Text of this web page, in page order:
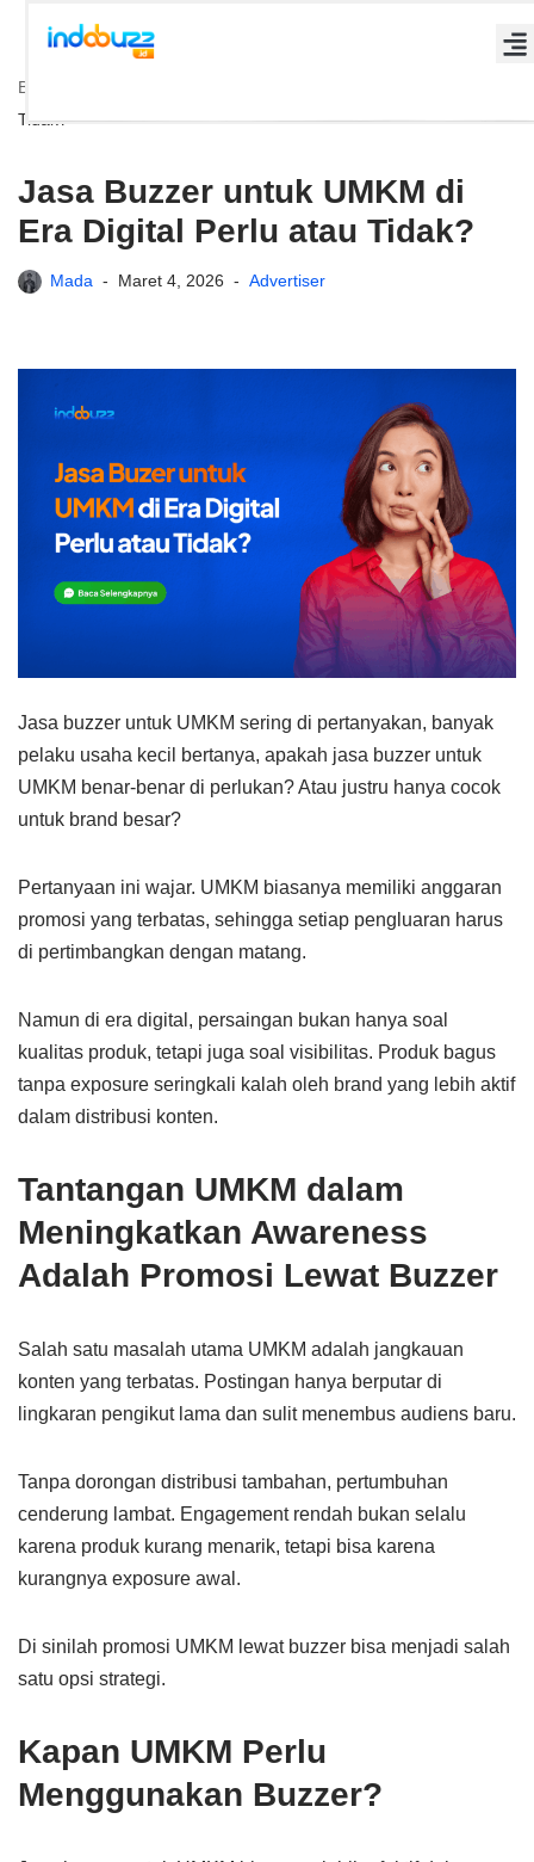
ke
konten
Beranda
Tidak?
Jasa Buzzer untuk UMKM di
Era Digital Perlu atau Tidak?
Mada Maret 4, 2026 Advertiser
Jasa buzzer untuk UMKM sering di pertanyakan, banyak
pelaku usaha kecil bertanya, apakah jasa buzzer untuk
UMKM benar-benar di perlukan? Atau justru hanya cocok
untuk brand besar?
Pertanyaan ini wajar. UMKM biasanya memiliki anggaran
promosi yang terbatas, sehingga setiap pengluaran harus
di pertimbangkan dengan matang.
Namun di era digital, persaingan bukan hanya soal
kualitas produk, tetapi juga soal visibilitas. Produk bagus
tanpa exposure seringkali kalah oleh brand yang lebih aktif
dalam distribusi konten.
Tantangan UMKM dalam
Meningkatkan Awareness
Adalah Promosi Lewat Buzzer
Salah satu masalah utama UMKM adalah jangkauan
konten yang terbatas. Postingan hanya berputar di
lingkaran pengikut lama dan sulit menembus audiens baru.
Tanpa dorongan distribusi tambahan, pertumbuhan
cenderung lambat. Engagement rendah bukan selalu
karena produk kurang menarik, tetapi bisa karena
kurangnya exposure awal.
Di sinilah promosi UMKM lewat buzzer bisa menjadi salah
satu opsi strategi.
Kapan UMKM Perlu
Menggunakan Buzzer?